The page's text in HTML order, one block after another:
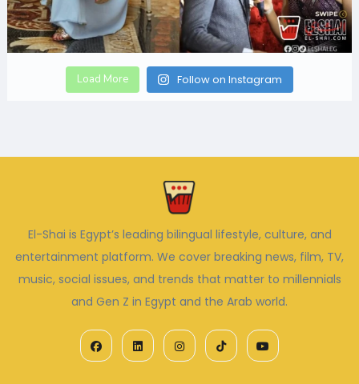
Load More Follow on Instagram
El-Shai is Egypt’s leading bilingual lifestyle, culture, and
entertainment platform. We cover breaking news, film, TV,
music, social issues, and trends that matter to millennials
and Gen Z in Egypt and the Arab world.